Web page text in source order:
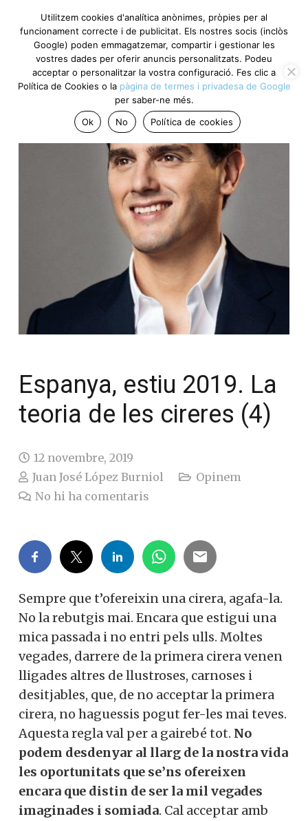
Espanya, estiu 2019. La
teoria de les cireres (4)
12 novembre, 2019
Juan José López Burniol
Opinem
No hi ha comentaris
Sempre que t’ofereixin una cirera, agafa-la.
No la rebutgis mai. Encara que estigui una
mica passada i no entri pels ulls. Moltes
vegades, darrere de la primera cirera venen
lligades altres de llustroses, carnoses i
desitjables, que, de no acceptar la primera
cirera, no haguessis pogut fer-les mai teves.
Aquesta regla val per a gairebé tot. No
podem desdenyar al llarg de la nostra vida
les oportunitats que se’ns ofereixen
encara que distin de ser la mil vegades
imaginades i somiada. Cal acceptar amb
Utilitzem cookies d'analítica anònimes, pròpies per al
funcionament correcte i de publicitat. Els nostres socis (inclòs
Google) poden emmagatzemar, compartir i gestionar les
vostres dades per oferir anuncis personalitzats. Podeu
acceptar o personalitzar la vostra configuració. Fes clic a
Política de Cookies o la pàgina de termes i privadesa de Google
per saber-ne més.
Ok
No Política de cookies